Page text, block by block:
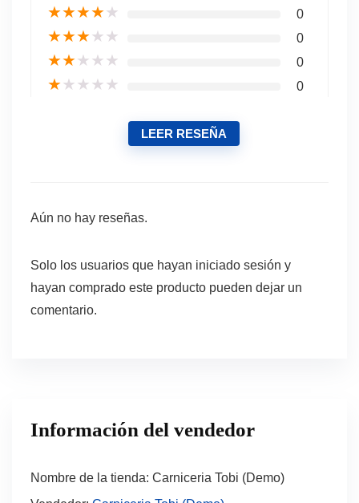
★★★★★ 0
★★★★★ 0
★★★★★ 0
★★★★★ 0
LEER RESEÑA
Aún no hay reseñas.
Solo los usuarios que hayan iniciado sesión y
hayan comprado este producto pueden dejar un
comentario.
Información del vendedor
Nombre de la tienda: Carniceria Tobi (Demo)